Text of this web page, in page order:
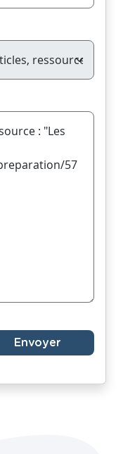
Envoyer